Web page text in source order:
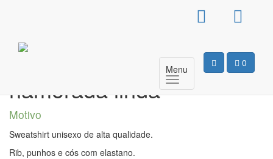
0
Menu
Sweat Sem Capuz
Unissexo – Tenho uma
namorada linda
Motivo
Sweatshirt unisexo de alta qualidade.
Rib, punhos e cós com elastano.